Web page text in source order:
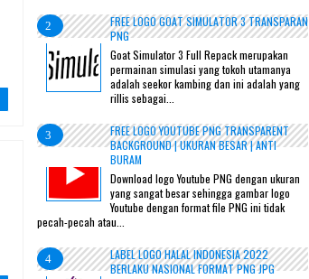
FREE LOGO GOAT SIMULATOR 3 TRANSPARAN
PNG
Goat Simulator 3 Full Repack merupakan
permainan simulasi yang tokoh utamanya
adalah seekor kambing dan ini adalah yang
rillis sebagai...
FREE LOGO YOUTUBE PNG TRANSPARENT
BACKGROUND | UKURAN BESAR | ANTI
BURAM
Download logo Youtube PNG dengan ukuran
yang sangat besar sehingga gambar logo
Youtube dengan format file PNG ini tidak
pecah-pecah atau...
LABEL LOGO HALAL INDONESIA 2022
BERLAKU NASIONAL FORMAT PNG JPG